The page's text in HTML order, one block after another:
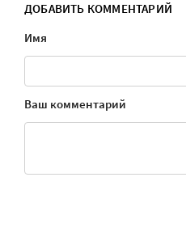
ДОБАВИТЬ КОММЕНТАРИЙ
Имя
Ваш комментарий